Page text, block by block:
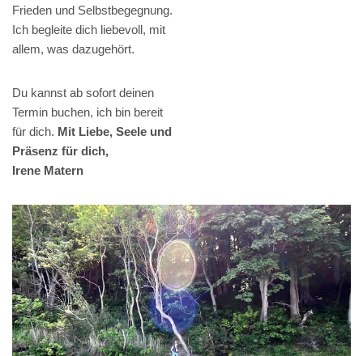
Frieden und Selbstbegegnung.
Ich begleite dich liebevoll, mit
allem, was dazugehört.
Du kannst ab sofort deinen
Termin buchen, ich bin bereit
für dich. Mit Liebe, Seele und
Präsenz für dich,
Irene Matern